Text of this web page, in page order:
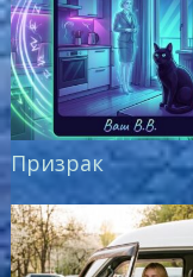
Призрак